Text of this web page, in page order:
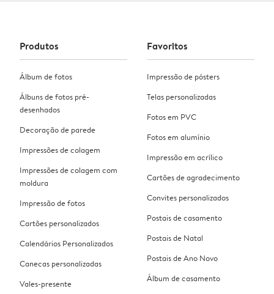
Produtos
Álbum de fotos
Álbuns de fotos pré-
desenhados
Decoração de parede
Impressões de colagem
Impressões de colagem com
moldura
Impressão de fotos
Cartões personalizados
Calendários Personalizados
Canecas personalizadas
Vales-presente
Favoritos
Impressão de pósters
Telas personalizadas
Fotos em PVC
Fotos em alumínio
Impressão em acrílico
Cartões de agradecimento
Convites personalizados
Postais de casamento
Postais de Natal
Postais de Ano Novo
Álbum de casamento